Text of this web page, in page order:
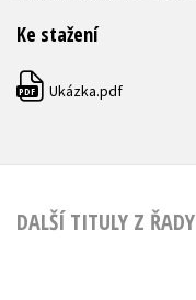
Ke stažení
PDF Ukázka.pdf
DALŠÍ TITULY Z